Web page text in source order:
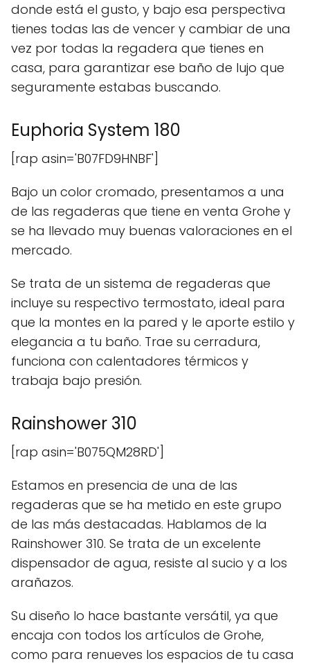
donde está el gusto, y bajo esa perspectiva
tienes todas las de vencer y cambiar de una
vez por todas la regadera que tienes en
casa, para garantizar ese baño de lujo que
seguramente estabas buscando.
Euphoria System 180
[rap asin='B07FD9HNBF']
Bajo un color cromado, presentamos a una
de las regaderas que tiene en venta Grohe y
se ha llevado muy buenas valoraciones en el
mercado.
Se trata de un sistema de regaderas que
incluye su respectivo termostato, ideal para
que la montes en la pared y le aporte estilo y
elegancia a tu baño. Trae su cerradura,
funciona con calentadores térmicos y
trabaja bajo presión.
Rainshower 310
[rap asin='B075QM28RD']
Estamos en presencia de una de las
regaderas que se ha metido en este grupo
de las más destacadas. Hablamos de la
Rainshower 310. Se trata de un excelente
dispensador de agua, resiste al sucio y a los
arañazos.
Su diseño lo hace bastante versátil, ya que
encaja con todos los artículos de Grohe,
como para renueves los espacios de tu casa